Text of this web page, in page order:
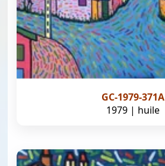
GC-1979-371A
1979 | huile